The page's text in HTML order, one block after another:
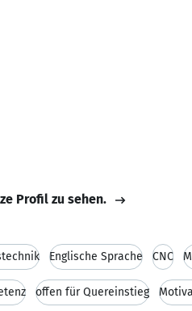
Profil zu sehen.
Englische Sprache CNC
offen für Quereinstieg